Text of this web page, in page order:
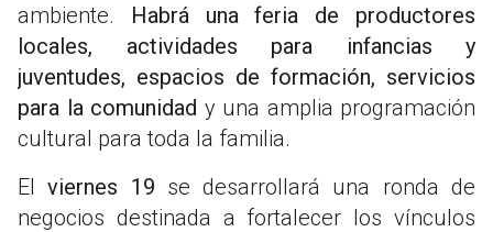
ambiente. Habrá una feria de productores
locales, actividades para infancias y
juventudes, espacios de formación, servicios
para la comunidad y una amplia programación
cultural para toda la familia.
Elviernes 19 se desarrollará una ronda de
negocios destinada a fortalecer los vínculos